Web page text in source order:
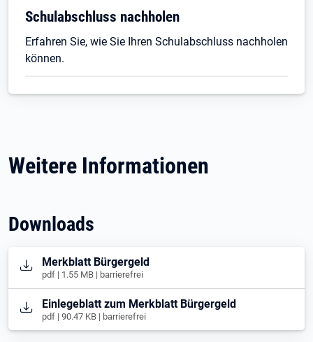
Schulabschluss nachholen
Erfahren Sie, wie Sie Ihren Schulabschluss nachholen
können.
Weitere Informationen
Downloads
Öffnet in neuem Tab
Merkblatt Bürgergeld
pdf | 1.55 MB | barrierefrei
Öffnet in neuem Tab
Einlegeblatt zum Merkblatt Bürgergeld
pdf | 90.47 KB | barrierefrei